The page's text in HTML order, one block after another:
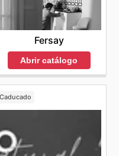
Fersay
Abrir catálogo
Caducado